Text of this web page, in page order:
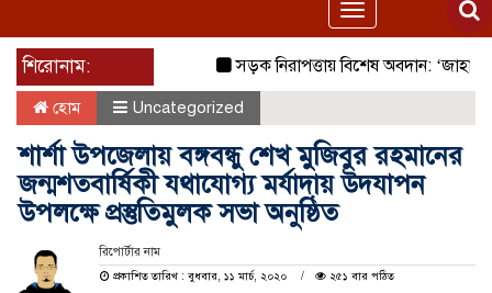
Toggle
navigation
শিরোনাম:
সড়ক নিরাপত্তায় বিশেষ অবদান:
হোম Uncategorized
শার্শা উপজেলায় বঙ্গবন্ধু শেখ মুজিবুর রহমানের
জন্মশতবার্ষিকী যথাযোগ্য মর্যাদায় উদযাপন
উপলক্ষে প্রস্তুতিমুলক সভা অনুষ্ঠিত
রিপোর্টার নাম
প্রকাশিত তারিখ : বুধবার, ১১ মার্চ, ২০২০
২৫১ বার পঠিত